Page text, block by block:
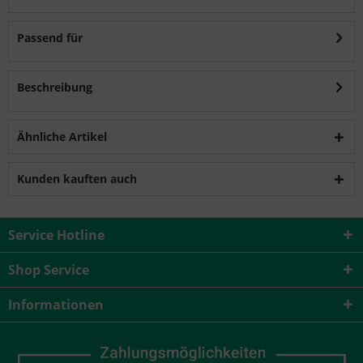
Passend für
Beschreibung
Ähnliche Artikel
Kunden kauften auch
Service Hotline
Shop Service
Informationen